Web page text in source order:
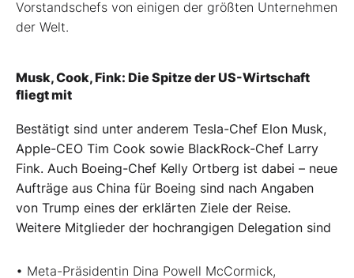
Vorstandschefs von einigen der größten Unternehmen
der Welt.
Musk, Cook, Fink: Die Spitze der US-Wirtschaft
fliegt mit
Bestätigt sind unter anderem Tesla-Chef Elon Musk,
Apple-CEO Tim Cook sowie BlackRock-Chef Larry
Fink. Auch Boeing-Chef Kelly Ortberg ist dabei – neue
Aufträge aus China für Boeing sind nach Angaben
von Trump eines der erklärten Ziele der Reise.
Weitere Mitglieder der hochrangigen Delegation sind
• Meta-Präsidentin Dina Powell McCormick,